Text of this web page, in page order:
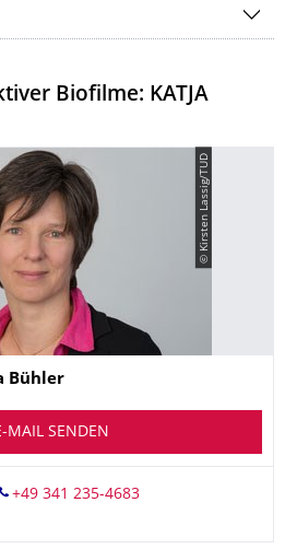
Biofilme: KATJA
© Kirsten Lassig/TUD
Bühler
MAIL SENDEN